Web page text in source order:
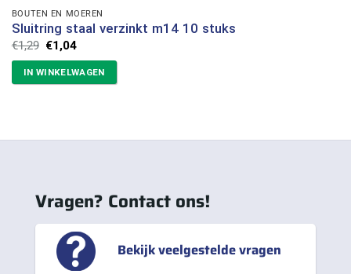
BOUTEN EN MOEREN
Sluitring staal verzinkt m14 10 stuks
€1,29 Oorspronkelijke
prijs
was:
€1,29.
€1,04Huidige
is:
€1,04.
IN WINKELWAGEN
Vragen? Contact ons!
Bekijk veelgestelde vragen